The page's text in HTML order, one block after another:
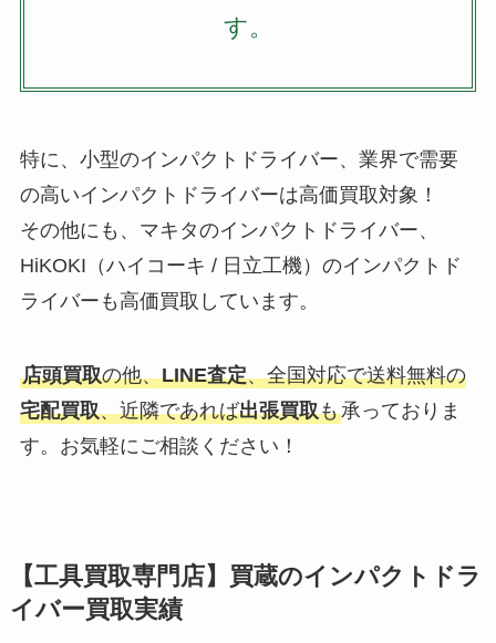
す。
特に、小型のインパクトドライバー、業界で需要
の高いインパクトドライバーは高価買取対象！
その他にも、マキタのインパクトドライバー、
HiKOKI（ハイコーキ / 日立工機）のインパクトド
ライバーも高価買取しています。
店頭買取の他、LINE査定、全国対応で送料無料の
宅配買取、近隣であれば出張買取も承っておりま
す。お気軽にご相談ください！
【工具買取専門店】買蔵のインパクトドラ
イバー買取実績